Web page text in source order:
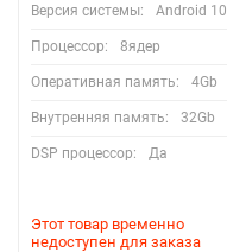
Версия системы: Android 10
Процессор: 8ядер
Оперативная память: 4Gb
Внутренняя память: 32Gb
DSP процессор: Да
Этот товар временно
недоступен для заказа